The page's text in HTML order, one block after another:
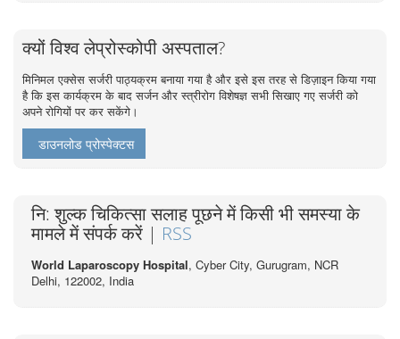
क्यों विश्व लेप्रोस्कोपी अस्पताल?
मिनिमल एक्सेस सर्जरी पाठ्यक्रम बनाया गया है और इसे इस तरह से डिज़ाइन किया गया
है कि इस कार्यक्रम के बाद सर्जन और स्त्रीरोग विशेषज्ञ सभी सिखाए गए सर्जरी को
अपने रोगियों पर कर सकेंगे।
डाउनलोड प्रोस्पेक्टस
नि: शुल्क चिकित्सा सलाह पूछने में किसी भी समस्या के
मामले में संपर्क करें | RSS
World Laparoscopy Hospital, Cyber City, Gurugram, NCR
Delhi, 122002, India